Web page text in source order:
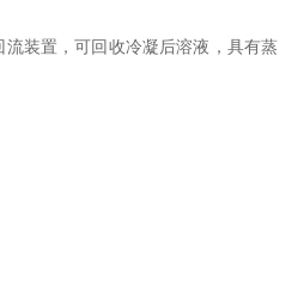
装置，可回收冷凝后溶液，具有蒸